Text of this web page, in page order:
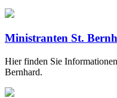
Ministranten St.
Hier finden Sie
Bernhard.